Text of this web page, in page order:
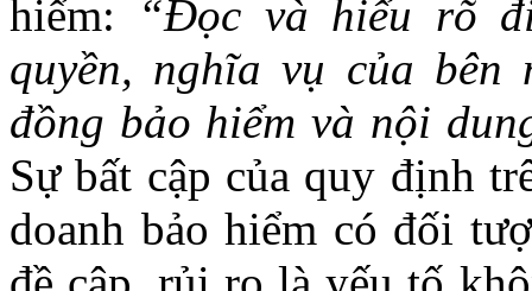
hiểm:
“Đọc và hiểu rõ
quyền, nghĩa vụ của
đồng bảo hiểm và nội
Sự bất cập của quy định
doanh bảo hiểm có đối